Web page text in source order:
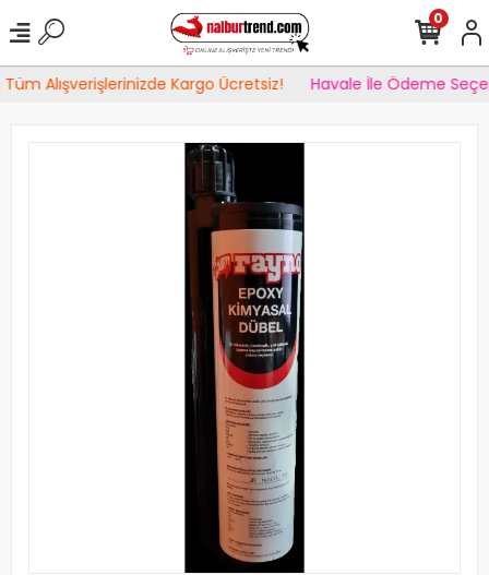
Alışverişlerinizde Kargo Ücretsiz! Havale İle Ödeme
0